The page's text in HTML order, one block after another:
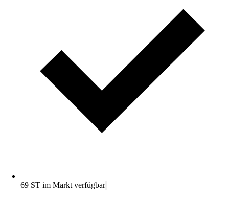
69 ST im Markt verfügbar